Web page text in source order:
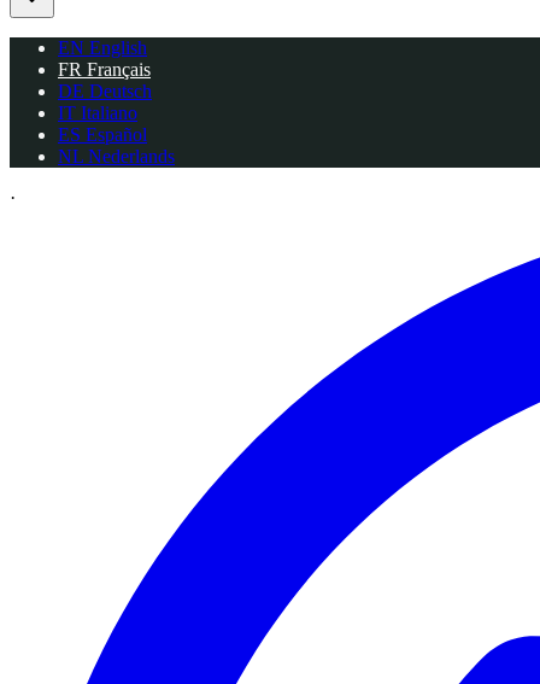
EN English
FR Français
DE Deutsch
IT Italiano
ES Español
NL Nederlands
·